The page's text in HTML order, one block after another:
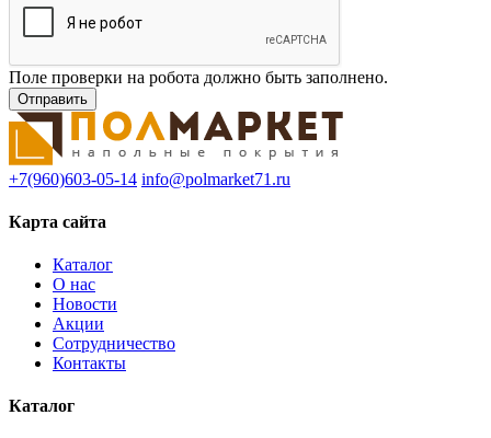
Поле проверки на робота должно быть заполнено.
+7(960)603-05-14 info@polmarket71.ru
Карта сайта
Каталог
О нас
Новости
Акции
Сотрудничество
Контакты
Каталог